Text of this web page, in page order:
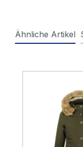
Ähnliche Artikel